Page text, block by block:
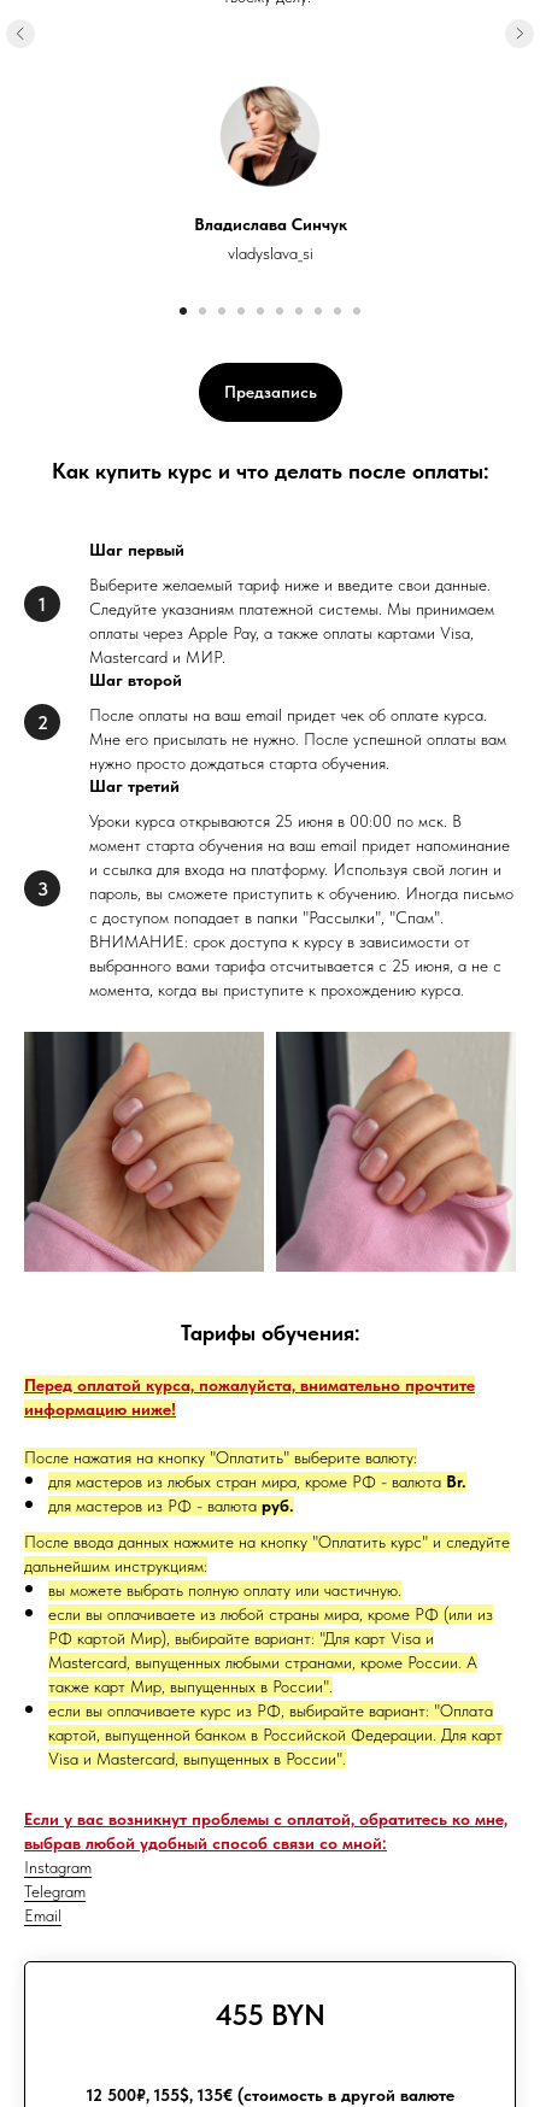
Владислава Синчук
vladyslava_si
Предзапись
Как купить курс и что делать после оплаты:
Шаг первый
Выберите желаемый тариф ниже и введите свои данные.
Следуйте указаниям платежной системы. Мы принимаем
оплаты через Apple Pay, а также оплаты картами Visa,
Mastercard и МИР.
Шаг второй
После оплаты на ваш email придет чек об оплате курса.
Мне его присылать не нужно. После успешной оплаты вам
нужно просто дождаться старта обучения.
Шаг третий
Уроки курса открываются 25 июня в 00:00 по мск. В
момент старта обучения на ваш email придет напоминание
и ссылка для входа на платформу. Используя свой логин и
пароль, вы сможете приступить к обучению. Иногда письмо
с доступом попадает в папки "Рассылки", "Спам".
ВНИМАНИЕ: срок доступа к курсу в зависимости от
выбранного вами тарифа отсчитывается с 25 июня, а не с
момента, когда вы приступите к прохождению курса.
Тарифы обучения:
Перед оплатой курса, пожалуйста, внимательно прочтите
информацию ниже!
После нажатия на кнопку "Оплатить" выберите валюту:
для мастеров из любых стран мира, кроме РФ - валюта Br.
для мастеров из РФ - валюта руб.
После ввода данных нажмите на кнопку "Оплатить курс" и следуйте
дальнейшим инструкциям:
вы можете выбрать полную оплату или частичную.
если вы оплачиваете из любой страны мира, кроме РФ (или из
РФ картой Мир), выбирайте вариант: "Для карт Visa и
Mastercard, выпущенных любыми странами, кроме России. А
также карт Мир, выпущенных в России".
если вы оплачиваете курс из РФ, выбирайте вариант: "Оплата
картой, выпущенной банком в Российской Федерации. Для карт
Visa и Mastercard, выпущенных в России".
Если у вас возникнут проблемы с оплатой, обратитесь ко мне,
выбрав любой удобный способ связи со мной:
Instagram
Telegram
Email
455 BYN
12 500₽, 155$, 135€ (стоимость в другой валюте